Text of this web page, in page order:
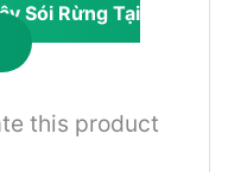
Sói Rừng Tại
this product